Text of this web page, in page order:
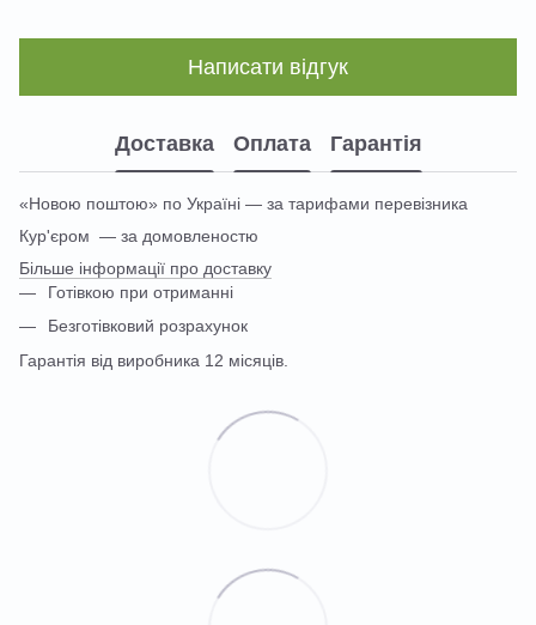
Написати відгук
Доставка Оплата Гарантія
«Новою поштою» по Україні — за тарифами перевізника
Кур'єром — за домовленостю
Більше інформації про доставку
Готівкою при отриманні
Безготівковий розрахунок
Гарантія від виробника 12 місяців.